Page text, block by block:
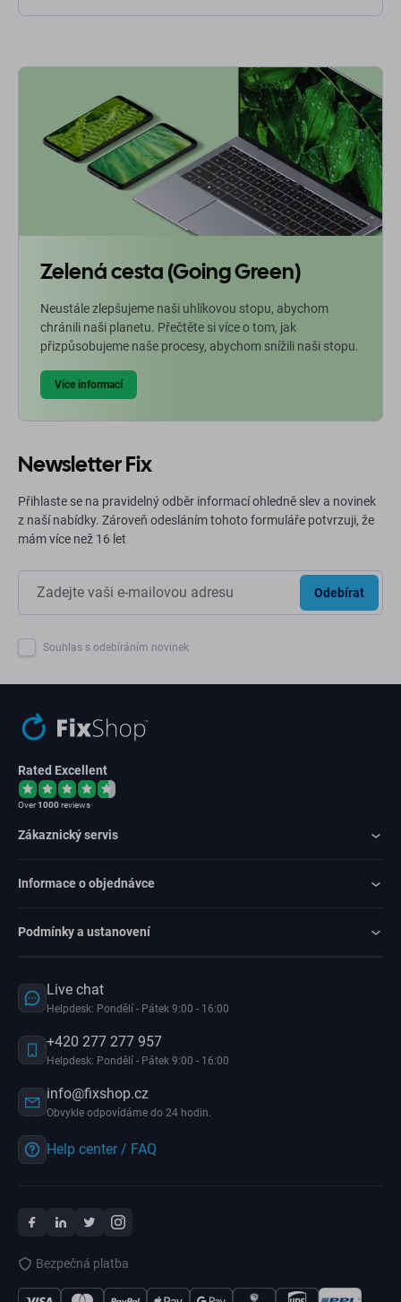
Zelená cesta (Going Green)
Neustále zlepšujeme naši uhlíkovou stopu, abychom
chránili naši planetu. Přečtěte si více o tom, jak
přizpůsobujeme naše procesy, abychom snížili naši stopu.
Více informací
Newsletter Fix
Přihlaste se na pravidelný odběr informací ohledně slev a novinek
z naší nabídky. Zároveň odesláním tohoto formuláře potvrzuji, že
mám více než 16 let
Odebírat
Souhlas s odebíráním novinek
Rated Excellent
Over1000reviews
Zákaznický servis
Informace o objednávce
Podmínky a ustanovení
Live chat
Helpdesk: Pondělí - Pátek 9:00 - 16:00
+420 277 277 957
Helpdesk: Pondělí - Pátek 9:00 - 16:00
info@fixshop.cz
Obvykle odpovídáme do 24 hodin.
Help center / FAQ
Bezpečná platba